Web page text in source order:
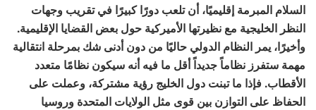
السلام المبرمة إقليميًا، أن تلعب دورًا كبيرًا في تقريب وجهات
النظر الخليجية مع نظيرتها الأميركية حول بعض القضايا الإقليمية.
وأخيرًا، يمر النظام الدولي حاليًا من دون أدنى شك بمرحلة انتقالية
مهمة ستفرز نظاماً جديداً أقل ما فيه أنه سيكون نظامًا متعدد
الأقطاب. فإذا ما تبنت دول الخليج رؤية مشتركة، وعملت على
الحفاظ على التوازن بين قوى مثل الولايات المتحدة وروسيا